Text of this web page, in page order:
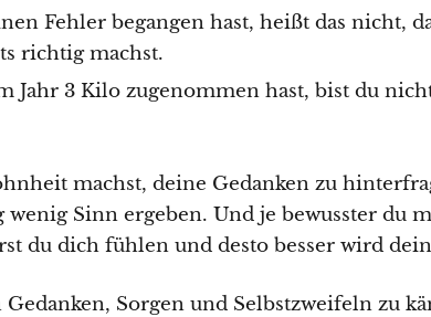
Fehler begangen hast, heißt das nicht,
richtig machst.
Jahr 3 Kilo zugenommen hast, bist du
machst, deine Gedanken zu
wenig Sinn ergeben. Und je bewusster du
du dich fühlen und desto besser wird
Sorgen und Selbstzweifeln zu